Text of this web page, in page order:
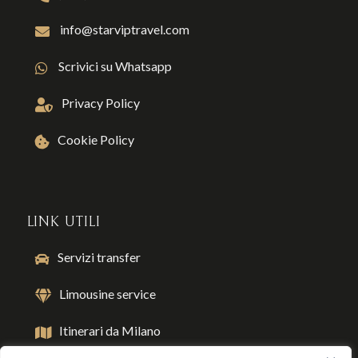
info@starviptravel.com
Scrivici su Whatsapp
Privacy Policy
Cookie Policy
LINK UTILI
Servizi transfer
Limousine service
Itinerari da Milano